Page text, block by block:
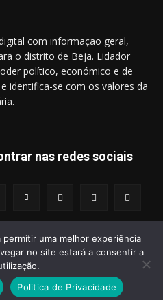
com informação geral,
o distrito de Beja. Lidador
político, económico e de
identifica-se com os valores da
nas redes sociais
os Direitos Reservados.
de Privacidade Publicidade
uma melhor experiência
no site estará a consentir a
Politica de Privacidade